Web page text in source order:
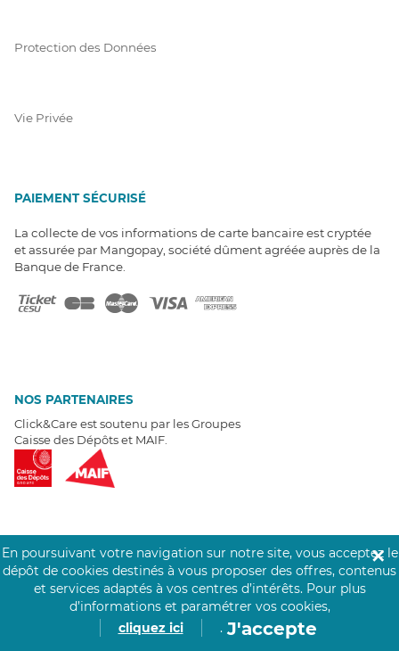
Protection des Données
Vie Privée
PAIEMENT SÉCURISÉ
La collecte de vos informations de carte bancaire est cryptée
et assurée par Mangopay, société dûment agréée auprès de la
Banque de France.
NOS PARTENAIRES
Click&Care est soutenu par les Groupes
Caisse des Dépôts et MAIF.
EXPERTS À VOTRE ÉCOUTE
Un besoin de recrutement ? Click&Care vous accompagne par
téléphone 7/7.
Être rappelé aujourd'hui
En poursuivant votre navigation sur notre site, vous acceptez le
dépôt de cookies destinés à vous proposer des offres, contenus
et services adaptés à vos centres d’intérêts. Pour plus
d’informations et paramétrer vos cookies,
cliquez ici
. J'accepte
✕